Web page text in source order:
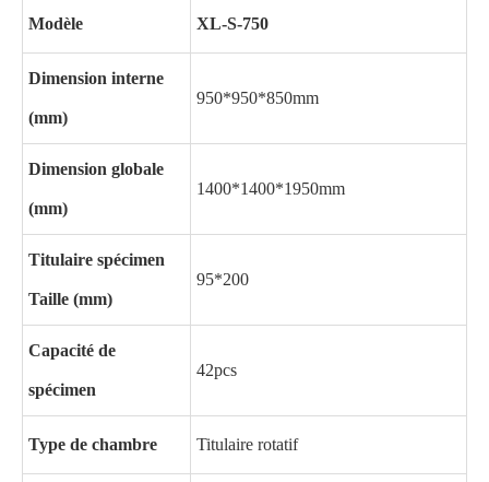
Modèle XL-S-750
Dimension interne
(mm)
950*950*850mm
Dimension globale
(mm)
1400*1400*1950mm
Titulaire spécimen
Taille (mm)
95*200
Capacité de
spécimen
42pcs
Type de chambre Titulaire rotatif